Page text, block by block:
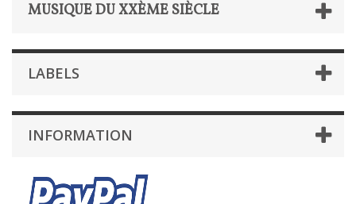
MUSIQUE DU XXÈME SIÈCLE
LABELS
INFORMATION